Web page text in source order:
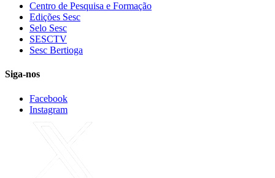
Centro de Pesquisa e Formação
Edições Sesc
Selo Sesc
SESCTV
Sesc Bertioga
Siga-nos
Facebook
Instagram